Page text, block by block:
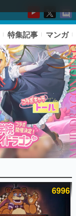
特集記事 マンガ
6996